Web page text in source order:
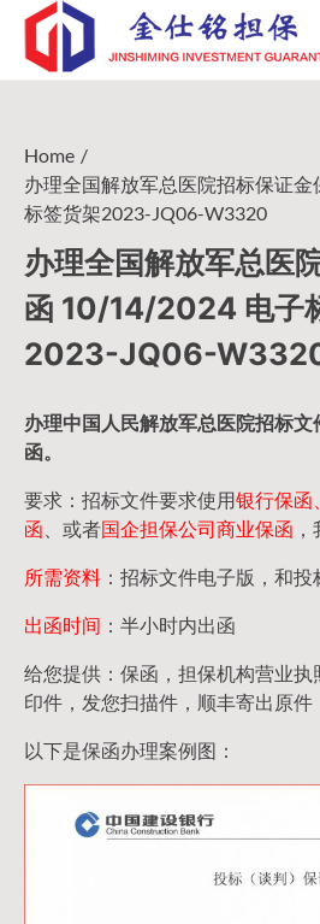
Skip
content
Home
办理全国解放军总医院招标保证
标签货架2023-JQ06-W3320
办理全国解放军总医
函 10/14/2024 电子
2023-JQ06-
办理中国人民解放军总医院招标文
函。
要求：招标文件要求使用银行保函、
函 、或者国企担保公司商业保函
所需资料 ：招标文件电子版，和
出函时间 ：半小时内出函
给您提供：保函，担保机构营业执
印件，发您扫描件，顺丰寄出原件
以下是保函办理案例图：